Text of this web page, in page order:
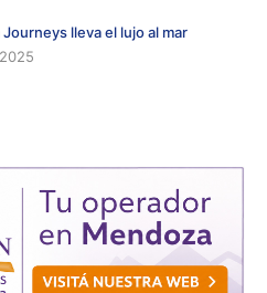
Journeys lleva el lujo al mar